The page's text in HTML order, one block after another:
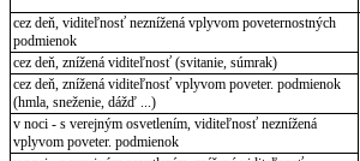
cez deň, viditeľnosť neznížená vplyvom poveternostných
podmienok
cez deň, znížená viditeľnosť (svitanie, súmrak)
cez deň, znížená viditeľnosť vplyvom poveter. podmienok
(hmla, sneženie, dážď ...)
v noci - s verejným osvetlením, viditeľnosť neznížená
vplyvom poveter. podmienok